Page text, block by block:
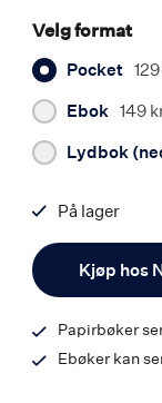
Velg format
Pocket
Ebok 149
Lydbok
Kjøp hos
På lager
9788203263538
Papirbøker
Ebøker kan